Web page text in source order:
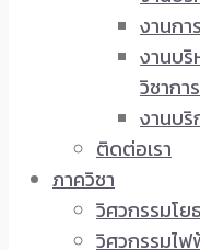
งานกา
งานบริ
วิชาการ
งานบริ
ติดต่อเรา
ภาควิชา
วิศวกรรมโย
วิศวกรรมไฟ